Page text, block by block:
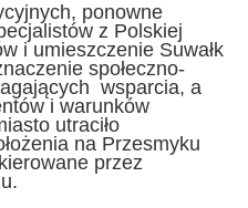
ponowne
z Polskiej
i umieszczenie Suwałk
społeczno-
wsparcia, a
i warunków
utraciło
na Przesmyku
przez